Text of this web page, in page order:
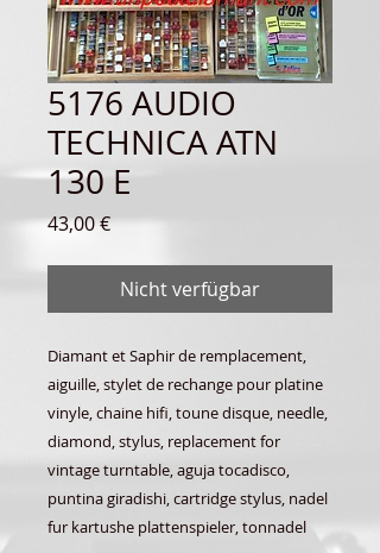
5176 AUDIO
TECHNICA ATN
130 E
43,00 €Preis
Nicht verfügbar
Diamant et Saphir de remplacement,
aiguille, stylet de rechange pour platine
vinyle, chaine hifi, toune disque, needle,
diamond, stylus, replacement for
vintage turntable, aguja tocadisco,
puntina giradishi, cartridge stylus, nadel
fur kartushe plattenspieler, tonnadel